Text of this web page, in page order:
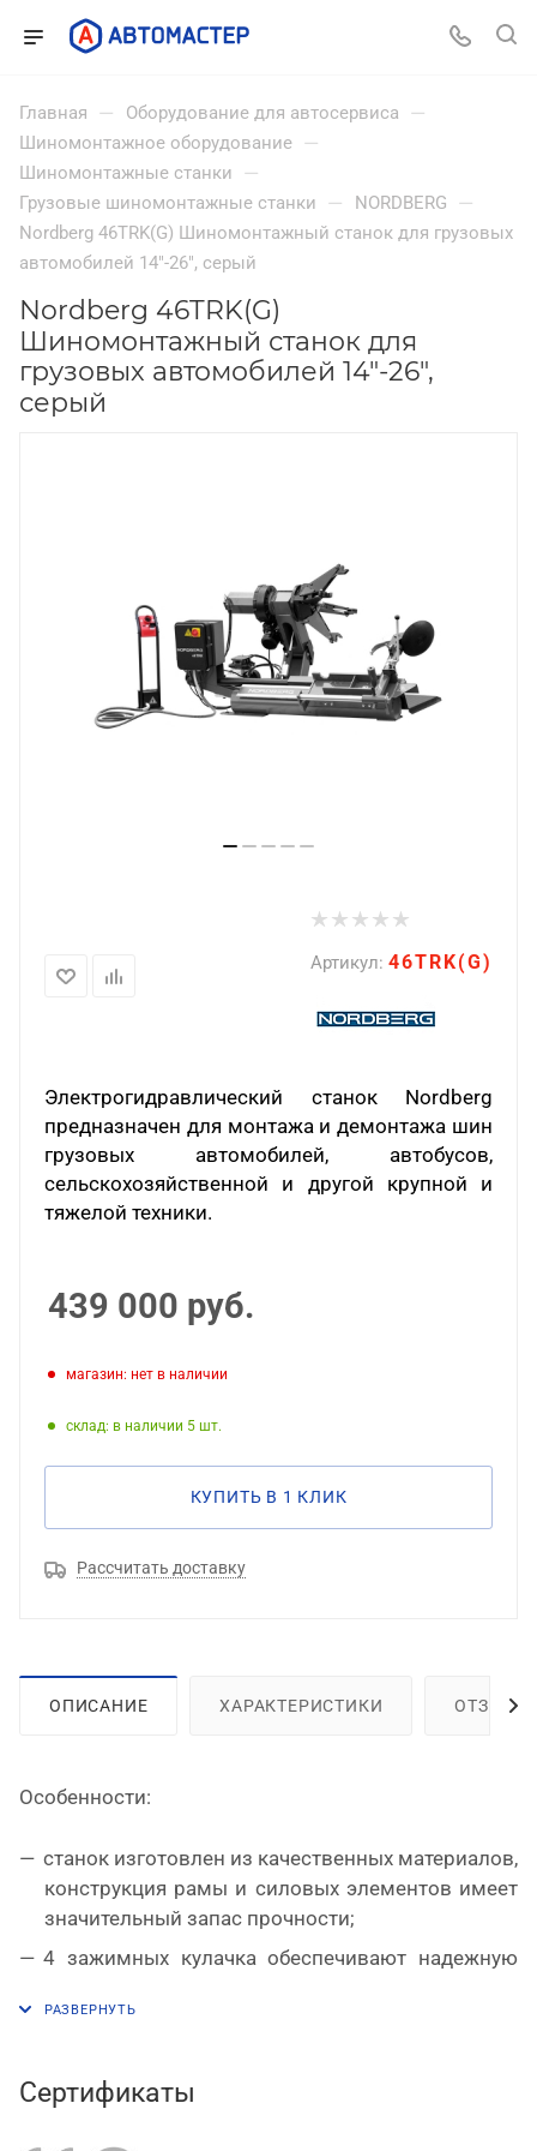
Главная — Оборудование для автосервиса —
Шиномонтажное оборудование —
Шиномонтажные станки —
Грузовые шиномонтажные станки — NORDBERG —
Nordberg 46TRK(G) Шиномонтажный станок для грузовых
автомобилей 14"-26", серый
Nordberg 46TRK(G)
Шиномонтажный станок для
грузовых автомобилей 14"-26",
серый
Артикул: 46TRK(G)
Электрогидравлический станок Nordberg
предназначен для монтажа и демонтажа шин
грузовых автомобилей, автобусов,
сельскохозяйственной и другой крупной и
тяжелой техники.
439 000 руб.
Магазин: нет в наличии
Склад: в наличии 5
КУПИТЬ В 1 КЛИК
Рассчитать доставку
ОПИСАНИЕ ХАРАКТЕРИСТИКИ ОТЗЫВЫ
Особенности:
станок изготовлен из качественных материалов,
конструкция рамы и силовых элементов имеет
значительный запас прочности;
4 зажимных кулачка обеспечивают надежную
инструментальной стали;
Сертификаты